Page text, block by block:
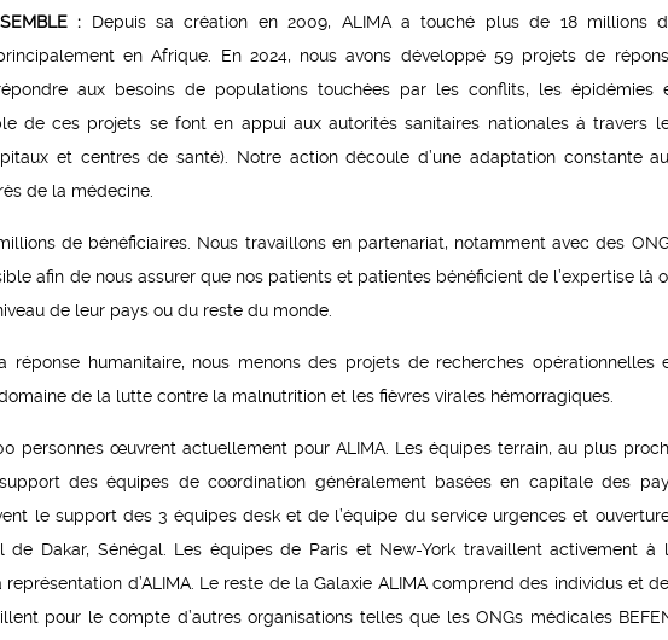
: Depuis sa création en 2009, ALIMA a touché plus de 18 millions
en Afrique. En 2024, nous avons développé 59 projets de
aux besoins de populations touchées par les conflits, les épidémies
de ces projets se font en appui aux autorités sanitaires nationales à travers
et centres de santé). Notre action découle d’une adaptation constante
de la médecine.
de bénéficiaires. Nous travaillons en partenariat, notamment avec des
afin de nous assurer que nos patients et patientes bénéficient de l’expertise là
de leur pays ou du reste du monde.
réponse humanitaire, nous menons des projets de recherches opérationnelles
de la lutte contre la malnutrition et les fièvres virales hémorragiques.
personnes œuvrent actuellement pour ALIMA. Les équipes terrain, au plus
des équipes de coordination généralement basées en capitale des
le support des 3 équipes desk et de l’équipe du service urgences et
de Dakar, Sénégal. Les équipes de Paris et New-York travaillent activement à
d’ALIMA. Le reste de la Galaxie ALIMA comprend des individus et
pour le compte d’autres organisations telles que les ONGs médicales